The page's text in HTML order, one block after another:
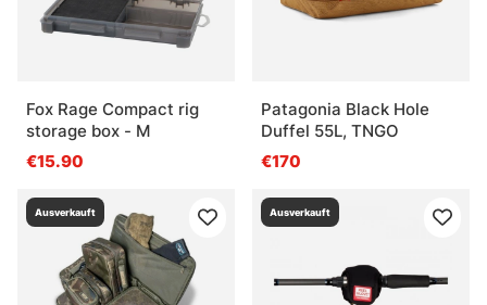
Fox Rage Compact rig
storage box - M
€15.90
Patagonia Black Hole
Duffel 55L, TNGO
€170
Ausverkauft Ausverkauft